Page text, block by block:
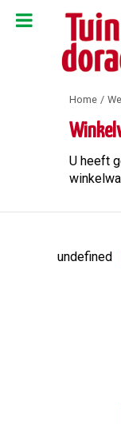
naar
Home
U heeft
undefined